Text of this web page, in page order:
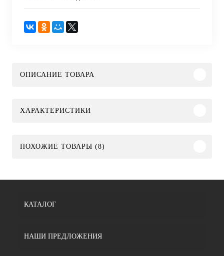
ОПИСАНИЕ ТОВАРА
ХАРАКТЕРИСТИКИ
ПОХОЖИЕ ТОВАРЫ (8)
КАТАЛОГ
НАШИ ПРЕДЛОЖЕНИЯ